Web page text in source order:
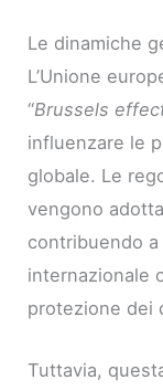
Le dinamiche
L’Unione
“Brussels
influenzare le
globale. Le
vengono
contribuendo
internazionale
protezione dei
Tuttavia,